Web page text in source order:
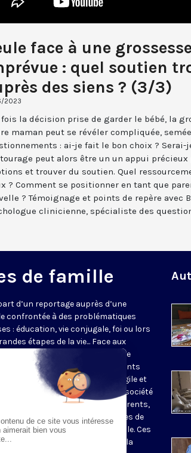
face à une grossesse
: quel soutien
des siens ? (3/3)
2023
fois la décision prise de garder le bébé, la
maman peut se révéler compliquée,
: ai-je fait le bon choix ? Serai-
peut alors être un un appui
et trouver du soutien. Quel
? Comment se positionner en tant que
? Témoignage et points de repère avec
clinicienne, spécialiste des
de famille
d’un reportage auprès d’une
confrontée à des problématiques
: éducation, vie conjugale, foi ou lors
étapes de la vie... Face aux
très concrètes, KTO propose
et conseils avec des intervenants
qui s’appuient sur l’Evangile et
chrétienne. Dans une société
évolution, jeunes couples, parents,
parents y trouveront des pistes de
pour soutenir leur vie de famille. Ces
de 5 minutes sont mis à la